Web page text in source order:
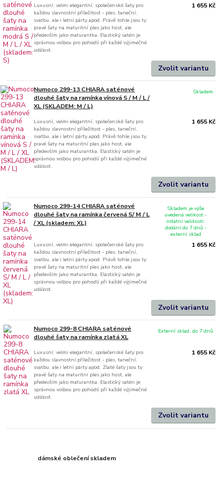
Luxusní, velmi elegantní, společenské šaty pro
každou slavnostní příležitost - ples, taneční,
svatbu, ale i letní párty apod. Právě tohle jsou ty
pravé šaty na maturitní ples jako host, ale
především jako maturantka. Elastický satén je
správnou volbou pro pohodlí při každé výjimečné
událost.
1 655 Kč
Zvolit variantu
Numoco 299-13 CHIARA saténové
dlouhé šaty na ramínka vínová S / M / L /
XL (SKLADEM: M / L)
Luxusní, velmi elegantní, společenské šaty pro
každou slavnostní příležitost - ples, taneční,
svatbu, ale i letní párty apod. Právě tohle jsou ty
pravé šaty na maturitní ples jako host, ale
především jako maturantka. Elastický satén je
správnou volbou pro pohodlí při každé výjimečné
událost.
1 655 Kč
Skladem
Zvolit variantu
Numoco 299-14 CHIARA saténové
dlouhé šaty na ramínka červená S/ M / L
/ XL (skladem: XL)
Luxusní, velmi elegantní, společenské šaty pro
každou slavnostní příležitost - ples, taneční,
svatbu, ale i letní párty apod. Právě tohle jsou ty
pravé šaty na maturitní ples jako host, ale
především jako maturantka. Elastický satén je
správnou volbou pro pohodlí při každé výjimečné
událost.
1 655 Kč
Skladem je výše
uvedená velikost -
ostatní velikosti:
dodání do 7 dnů -
externí sklad
Zvolit variantu
Numoco 299-8 CHIARA saténové
dlouhé šaty na ramínka zlatá XL
Luxusní, velmi elegantní, společenské šaty pro
každou slavnostní příležitost - ples, taneční,
svatbu, ale i letní párty apod. Zlaté šaty jsou ty
pravé šaty na maturitní ples jako host, ale
především jako maturantka. Elastický satén je
správnou volbou pro pohodlí při každé výjimečné
událost.
1 655 Kč
Externí sklad, do 7 dnů
Zvolit variantu
dámské oblečení skladem